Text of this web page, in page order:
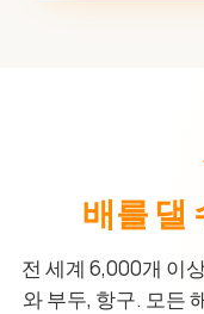
배를 댈
전 세계 6,000개 이
와 부두, 항구. 모든